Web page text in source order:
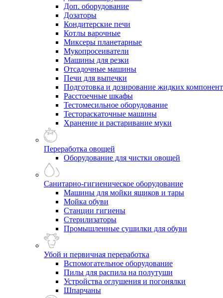
Доп. оборудование
Дозаторы
Кондитерские печи
Котлы варочные
Миксеры планетарные
Мукопросеиватели
Машины для резки
Отсадочные машины
Печи для выпечки
Подготовка и дозирование жидких
Расстоечные шкафы
Тестомесильное оборудование
Тестораскаточные машины
Хранение и растаривание муки
Переработка овощей
Оборудование для чистки овощей
Санитарно-гигиеническое оборудование
Машины для мойки ящиков и тары
Мойка обуви
Станции гигиены
Стерилизаторы
Промышленные сушилки для обуви
Убой и первичная переработка
Вспомогательное оборудование
Пилы для распила на полутуши
Устройства оглушения и погонялки
Шпарчаны